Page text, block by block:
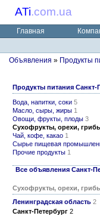
ATi.com.ua
Главная
Объявления » Продукты
Продукты питания Санкт-
Вода, напитки, соки 5
Масло, сыры, жиры 1
Овощи, фрукты, плоды 3
Сухофрукты, орехи,
Чай, кофе, какао 1
Сырье пищевая
Прочие продукты 1
Все объявления Санкт-
Сухофрукты, орехи,
Ленинградская область 2
Санкт-Петербург 2